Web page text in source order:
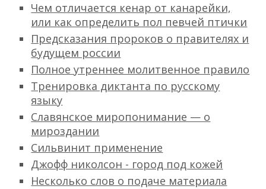
Чем отличается кенар от канарейки,
или как определить пол певчей птички
Предсказания пророков о правителях и
будущем россии
Полное утреннее молитвенное правило
Тренировка диктанта по русскому
языку
Славянское миропонимание — о
мироздании
Сильвинит применение
Джофф николсон - город под кожей
Несколько слов о подаче материала